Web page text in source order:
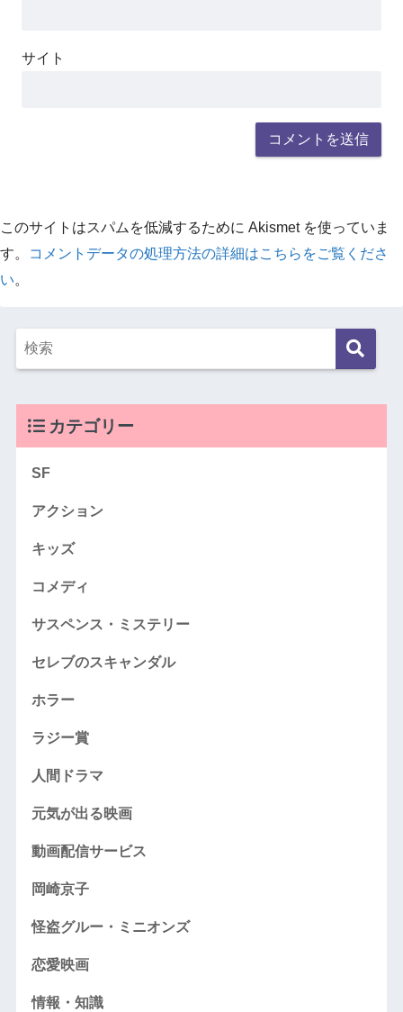
サイト
このサイトはスパムを低減するために Akismet を使っていま
す。
コメントデータの処理方法の詳細はこちらをご覧くださ
い。
カテゴリー
SF
アクション
キッズ
コメディ
サスペンス・ミステリー
セレブのスキャンダル
ホラー
ラジー賞
人間ドラマ
元気が出る映画
動画配信サービス
岡崎京子
怪盗グルー・ミニオンズ
恋愛映画
情報・知識